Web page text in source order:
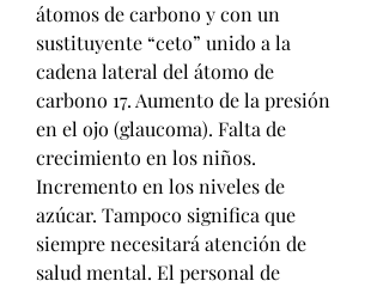
átomos de carbono y con un
sustituyente “ceto” unido a la
cadena lateral del átomo de
carbono 17. Aumento de la presión
en el ojo (glaucoma). Falta de
crecimiento en los niños.
Incremento en los niveles de
azúcar. Tampoco significa que
siempre necesitará atención de
salud mental. El personal de